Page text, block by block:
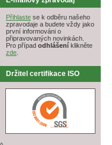
Přihlaste se k odběru našeho
zpravodaje a budete vždy jako
první informováni o
připravovaných novinkách.
Pro případ odhlášení klikněte
zde.
Držitel certifikace ISO